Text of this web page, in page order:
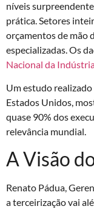
níveis
prática. Setores
orçamentos de mão
especializadas. Os
Nacional da
Um estudo
Estados Unidos,
quase 90% dos
relevância mundial.
A Visão
Renato Pádua,
a terceirização vai